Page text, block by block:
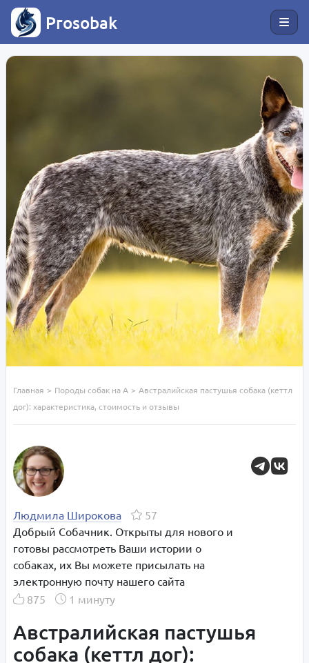
Prosobak
Главная > Породы собак на А > Австралийская пастушья собака (кеттл
дог): характеристика, стоимость и отзывы
Людмила Широкова
57
Добрый Собачник. Открыты для нового и
готовы рассмотреть Ваши истории о
собаках, их Вы можете присылать на
электронную почту нашего сайта
875
1 минуту
Австралийская пастушья
собака (кеттл дог):